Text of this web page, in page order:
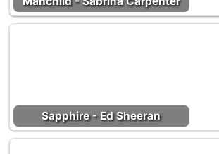
Sapphire - Ed Sheeran